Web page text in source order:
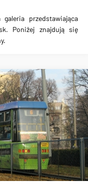
przedstawiająca
Poniżej znajdują się